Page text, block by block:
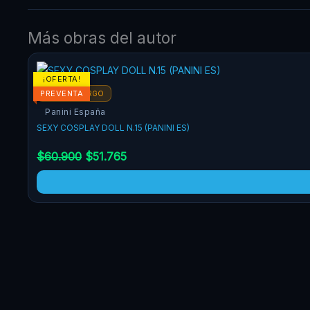
hobby: el cosplay.
Más obras del autor
¡OFERTA!
PREVENTA
POR ENCARGO
Panini España
SEXY COSPLAY DOLL N.15 (PANINI ES)
$60.900
precio
original
era:
$51.765
es: